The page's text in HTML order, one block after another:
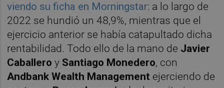
viendo su ficha en Morningstar: a lo largo de
2022 se hundió un 48,9%, mientras que el
ejercicio anterior se había catapultado dicha
rentabilidad. Todo ello de la mano de Javier
Caballeroy Santiago Monedero, con
Andbank Wealth Management ejerciendo de